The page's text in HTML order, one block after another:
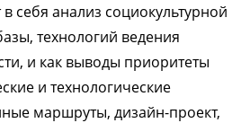
себя анализ социокультурной
технологий ведения
и как выводы приоритеты
и технологические
маршруты, дизайн-проект,